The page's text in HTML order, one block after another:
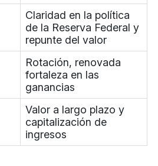
Claridad en la política
de la Reserva Federal y
repunte del valor
Rotación, renovada
fortaleza en las
ganancias
Valor a largo plazo y
capitalización de
ingresos